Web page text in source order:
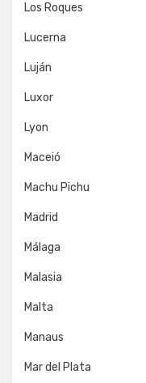
Los Roques
Lucerna
Luján
Luxor
Lyon
Maceió
Machu Pichu
Madrid
Málaga
Malasia
Malta
Manaus
Mar del Plata